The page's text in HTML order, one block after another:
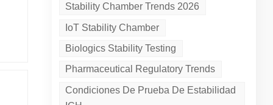
Stability Chamber Trends 2026
IoT Stability Chamber
Biologics Stability Testing
Pharmaceutical Regulatory Trends
Condiciones De Prueba De Estabilidad